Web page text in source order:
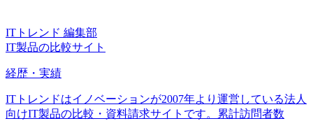
ITトレンド 編集部
IT製品の比較サイト
経歴・実績
ITトレンドはイノベーションが2007年より運営している法人
向けIT製品の比較・資料請求サイトです。累計訪問者数